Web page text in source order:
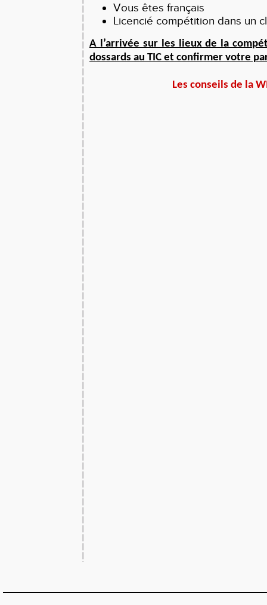
Vous êtes français
Licencié compétition dans un
A l’arrivée sur les lieux de la
dossards au TIC et confirmer votre
Les conseils de la